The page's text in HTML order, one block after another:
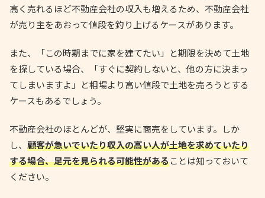
高く売れるほど不動産会社の収入も増えるため、不動産会社
が売り主をあおって値段を釣り上げるケースがあります。
また、「この時期までに家を建てたい」と期限を決めて土地
を探している場合、「すぐに契約しないと、他の方に決まっ
てしまいますよ」と相場より高い値段で土地を売ろうとする
ケースもあるでしょう。
不動産会社のほとんどが、堅実に商売をしています。しか
し、 顧客が急いでいたり収入の高い人が土地を求めていたり
する場合、足元を見られる可能性があることは知っておいて
ください。